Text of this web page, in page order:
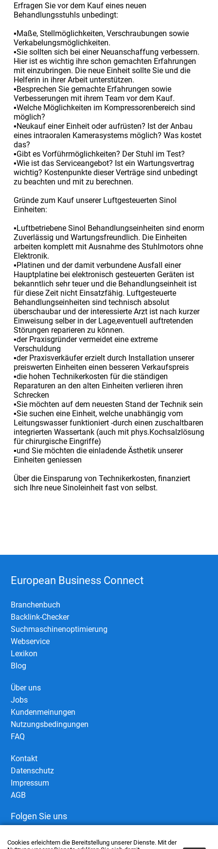
Cookies erleichtern die Bereitstellung unserer Dienste. Mit der
Erfragen Sie vor dem Kauf eines neuen
Behandlungsstuhls unbedingt:
▪Maße, Stellmöglichkeiten, Verschraubungen sowie
Verkabelungsmöglichkeiten.
▪Sie sollten sich bei einer Neuanschaffung verbessern.
Hier ist es wichtig ihre schon gemachten Erfahrungen
mit einzubringen. Die neue Einheit sollte Sie und die
Helferin in ihrer Arbeit unterstützen.
▪Besprechen Sie gemachte Erfahrungen sowie
Verbesserungen mit ihrem Team vor dem Kauf.
▪Welche Möglichkeiten im Kompressorenbereich sind
möglich?
▪Neukauf einer Einheit oder aufrüsten? Ist der Anbau
eines intraoralen Kamerasystems möglich? Was kostet
das?
▪Gibt es Vorführmöglichkeiten? Der Stuhl im Test?
▪Wie ist das Serviceangebot? Ist ein Wartungsvertrag
wichtig? Kostenpunkte dieser Verträge sind unbedingt
zu beachten und mit zu berechnen.
Gründe zum Kauf unserer Luftgesteuerten Sinol
Einheiten:
▪Luftbetriebene Sinol Behandlungseinheiten sind enorm
Zuverlässig und Wartungsfreundlich. Die Einheiten
arbeiten komplett mit Ausnahme des Stuhlmotors ohne
Elektronik.
▪Platinen und der damit verbundene Ausfall einer
Hauptplatine bei elektronisch gesteuerten Geräten ist
bekanntlich sehr teuer und die Behandlungseinheit ist
für diese Zeit nicht Einsatzfähig. Luftgesteuerte
Behandlungseinheiten sind technisch absolut
überschaubar und der interessierte Arzt ist nach kurzer
Einweisung selber in der Lage,eventuell auftretenden
Störungen reparieren zu können.
▪der Praxisgründer vermeidet eine extreme
Verschuldung
▪der Praxisverkäufer erzielt durch Installation unserer
preiswerten Einheiten einen besseren Verkaufspreis
▪die hohen Technikerkosten für die ständigen
Reparaturen an den alten Einheiten verlieren ihren
Schrecken
▪Sie möchten auf dem neuesten Stand der Technik sein
▪Sie suchen eine Einheit, welche unabhängig vom
Leitungswasser funktioniert -durch einen zuschaltbaren
integrierten Wassertank (auch mit phys.Kochsalzlösung
für chirurgische Eingriffe)
▪und Sie möchten die einladende Ästhetik unserer
Einheiten geniessen
Über die Einsparung von Technikerkosten, finanziert
sich Ihre neue Sinoleinheit fast von selbst.
European Business Connect
Branchenbuch
Backlink-Checker
Suchmaschinenoptimierung
Webservice
Lexikon
Blog
Über uns
Jobs
Kundenmeinungen
Nutzungsbedingungen
FAQ
Kontakt
Datenschutz
Impressum
AGB
Folgen Sie uns